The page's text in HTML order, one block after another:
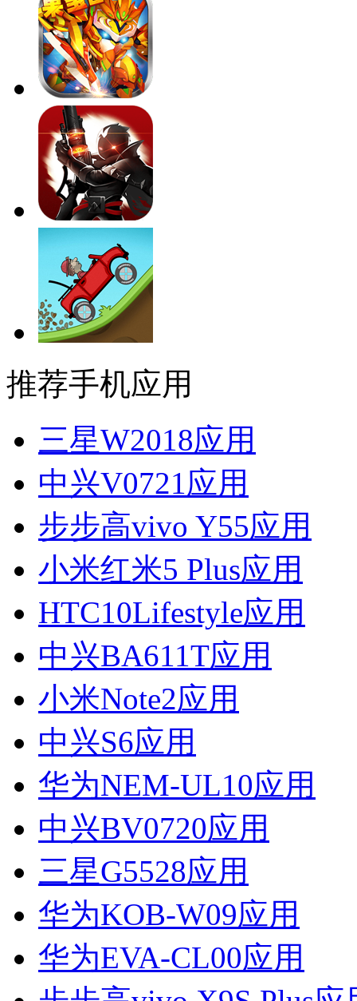
推荐手机应用
三星W2018应用
中兴V0721应用
步步高vivo Y55应用
小米红米5 Plus应用
HTC10Lifestyle应用
中兴BA611T应用
小米Note2应用
中兴S6应用
华为NEM-UL10应用
中兴BV0720应用
三星G5528应用
华为KOB-W09应用
华为EVA-CL00应用